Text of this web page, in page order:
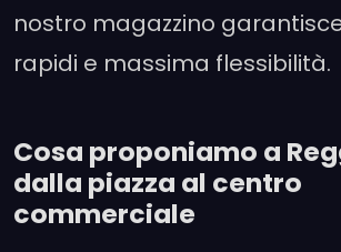
nostro magazzino
rapidi e massima flessibilità.
Cosa proponiamo a
dalla piazza al centro
commerciale